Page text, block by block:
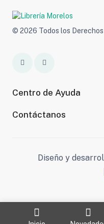
© 2026 Todos los
Centro de Ayuda
Contáctanos
Diseño y